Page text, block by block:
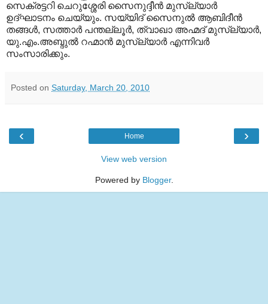
സെക്രട്ടറി ചെറുശ്ശേരി സൈനുദ്ദീന്‍ മുസ്‌ല്യാര്‍
ഉദ്ഘാടനം ചെയ്യും. സയ്യിദ് സൈനുല്‍ ആബിദീന്‍
തങ്ങള്‍, സത്താര്‍ പന്തല്ലൂര്‍, ത്വാഖാ അഹ്മദ് മുസ്‌ല്യാര്‍,
യു.എം.അബ്ദുല്‍ റഹ്മാന്‍ മുസ്‌ല്യാര്‍ എന്നിവര്‍
സംസാരിക്കും.
Posted on Saturday, March 20, 2010
‹ ›
Home
View web version
Powered by Blogger.